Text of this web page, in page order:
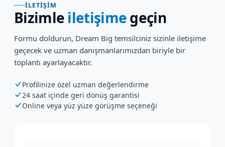
İLETIŞIM
Bizimle iletişimegeçin
Formu doldurun, Dream Big temsilciniz sizinle iletişime
geçecek ve uzman danışmanlarımızdan biriyle bir
toplantı ayarlayacaktır.
Profilinize özel uzman değerlendirme
24 saat içinde geri dönüş garantisi
Online veya yüz yüze görüşme seçeneği